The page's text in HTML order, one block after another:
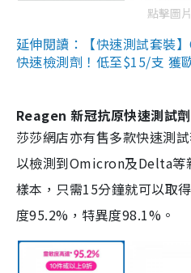
點擊圖
延伸閱讀：【快速測試套裝
快速檢測劑！低至$15/支 獲
Reagen 新冠抗原快速測試劑
莎莎網店亦有售多款快速測
以檢測到Omicron及Delta等
樣本，只需15分鐘就可以取
度95.2%，特異度98.1%。